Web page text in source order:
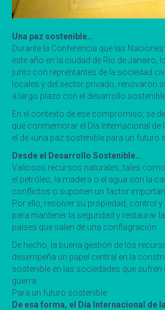
Una paz sostenible…
Durante la Conferencia que las
este año en la ciudad de Río de Janeiro,
junto con reprentantes de la sociedad
locales y del sector privado, renovaron
a largo plazo con el desarrollo
En el contexto de ese compromiso, se
que conmemorar el Día Internacional de
el de «una paz sostenible para un futuro
Desde el Desarrollo Sostenible…
Valiosos recursos naturales, tales
el petróleo, la madera o el agua son la
conflictos o suponen un factor
Por ello, resolver su propiedad, control
para mantener la seguridad y restaurar
países que salen de una conflagración.
De hecho, la buena gestión de los
desempeña un papel central en la
sostenible en las sociedades que
guerra.
Para un futuro sostenible
De esa forma, el Día Internacional de